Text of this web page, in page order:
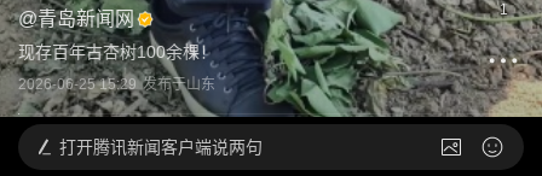
@青岛新闻网
现存百年古杏树100余棵！
2026-06-25 15:29 发布于山东
1
打开腾讯新闻客户端说两句